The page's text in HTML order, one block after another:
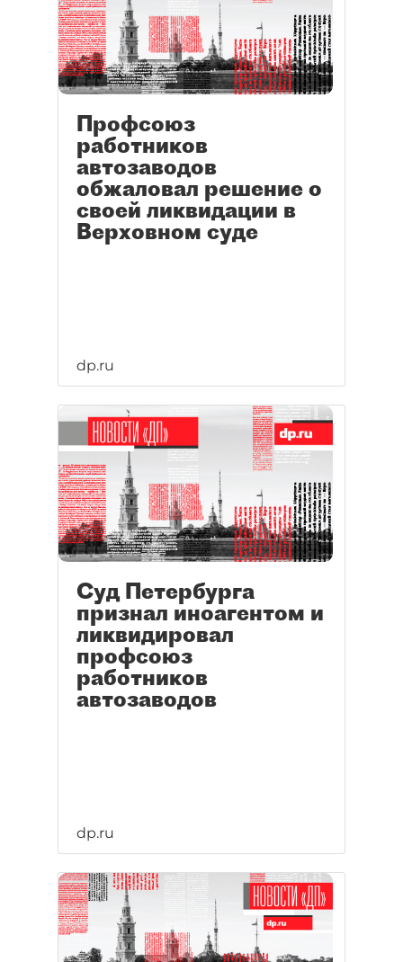
Профсоюз
работников
автозаводов
обжаловал решение о
своей ликвидации в
Верховном суде
dp.ru
Суд Петербурга
признал иноагентом и
ликвидировал
профсоюз
работников
автозаводов
dp.ru